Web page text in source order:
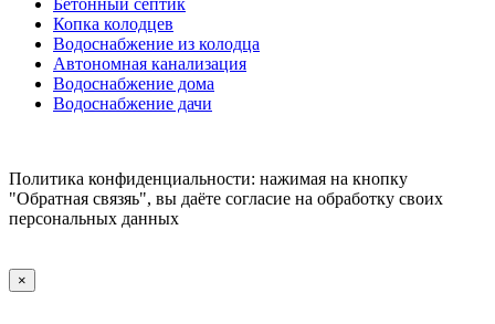
Бетонный септик
Копка колодцев
Водоснабжение из колодца
Автономная канализация
Водоснабжение дома
Водоснабжение дачи
Политика конфиденциальности: нажимая на кнопку
"Обратная связяь", вы даёте согласие на обработку своих
персональных данных
×